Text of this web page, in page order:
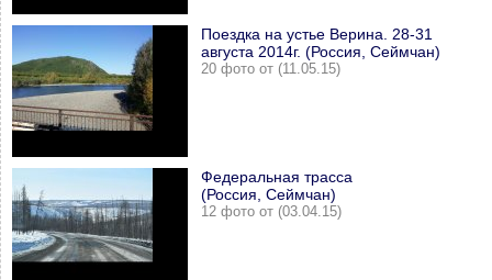
Поездка на устье Верина. 28-31
августа 2014г. (Россия, Сеймчан)
20 фото от (11.05.15)
Федеральная трасса
(Россия, Сеймчан)
12 фото от (03.04.15)